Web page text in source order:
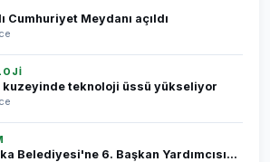
Cumhuriyet Meydanı açıldı
teknoloji üssü yükseliyor
Belediyesi'ne 6. Başkan Yardımcısı...